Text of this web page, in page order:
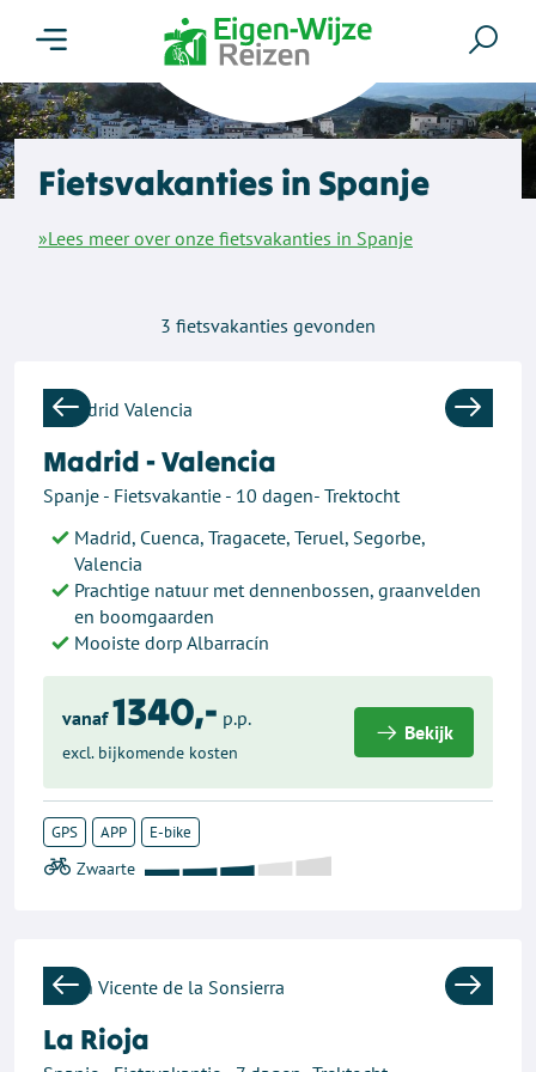
Fietsvakanties in Spanje
»Lees meer over onze fietsvakanties in Spanje
3 fietsvakanties gevonden
Previous Next
Madrid - Valencia
Spanje - Fietsvakantie - 10 dagen- Trektocht
Madrid, Cuenca, Tragacete, Teruel, Segorbe,
Valencia
Prachtige natuur met dennenbossen, graanvelden
en boomgaarden
Mooiste dorp Albarracín
vanaf 1340,- p.p.
excl. bijkomende kosten
Bekijk
GPS APP E-bike
Previous Next
La Rioja